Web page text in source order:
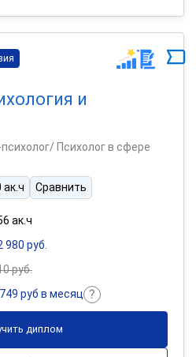
и
Психолог в сфере
ак.ч Сравнить
ак.ч
980 руб.
руб.
руб в месяц
диплом